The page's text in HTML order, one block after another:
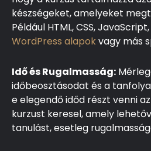
készségeket, amelyeket
Például HTML, CSS,
WordPress alapokvagy más
Idő és Rugalmasság:
időbeosztásodat és a
e elegendő időd részt venni
kurzust keresel, amely
tanulást, esetleg